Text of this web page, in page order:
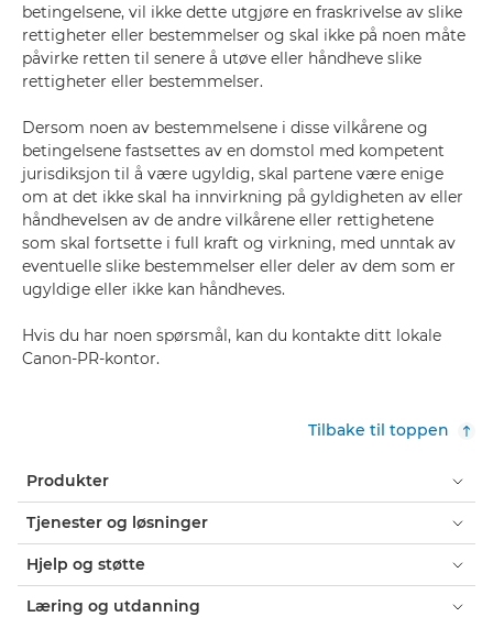
betingelsene, vil ikke dette utgjøre en fraskrivelse av slike
rettigheter eller bestemmelser og skal ikke på noen måte
påvirke retten til senere å utøve eller håndheve slike
rettigheter eller bestemmelser.
Dersom noen av bestemmelsene i disse vilkårene og
betingelsene fastsettes av en domstol med kompetent
jurisdiksjon til å være ugyldig, skal partene være enige
om at det ikke skal ha innvirkning på gyldigheten av eller
håndhevelsen av de andre vilkårene eller rettighetene
som skal fortsette i full kraft og virkning, med unntak av
eventuelle slike bestemmelser eller deler av dem som er
ugyldige eller ikke kan håndheves.
Hvis du har noen spørsmål, kan du kontakte ditt lokale
Canon-PR-kontor.
Tilbake til toppen
Produkter
Tjenester og løsninger
Hjelp og støtte
Læring og utdanning